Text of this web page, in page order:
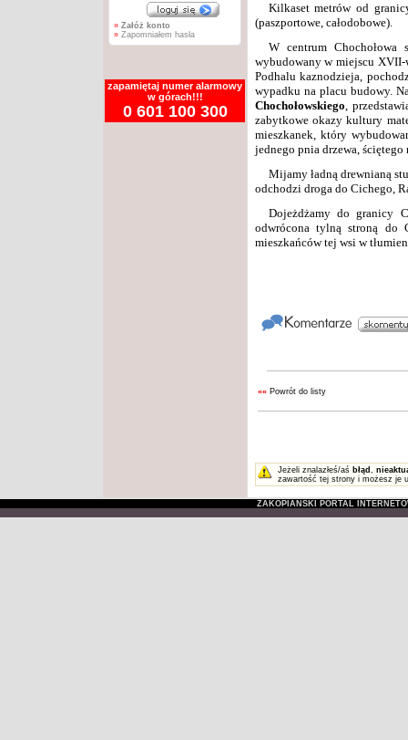
» Załóż konto
» Zapomniałem hasła
zapamiętaj numer alarmowy
w górach!!!
0 601 100 300
Kilkaset metrów od
(paszportowe, całodobowe).
W centrum
wybudowany w miejscu XVII-
Podhalu kaznodzieja,
wypadku na placu budowy.
Chochołowskiego,
zabytkowe okazy kultury
mieszkanek, który
jednego pnia drzewa,
Mijamy ładną drewnianą
odchodzi droga do Cichego,
Dojeżdżamy do granicy
odwrócona tylną stroną do
mieszkańców tej wsi w
«« Powrót do listy
Jeżeli znalazłeś/aś błąd ,
zawartość tej strony i możesz je
ZAKOPIAŃSKI PORTAL